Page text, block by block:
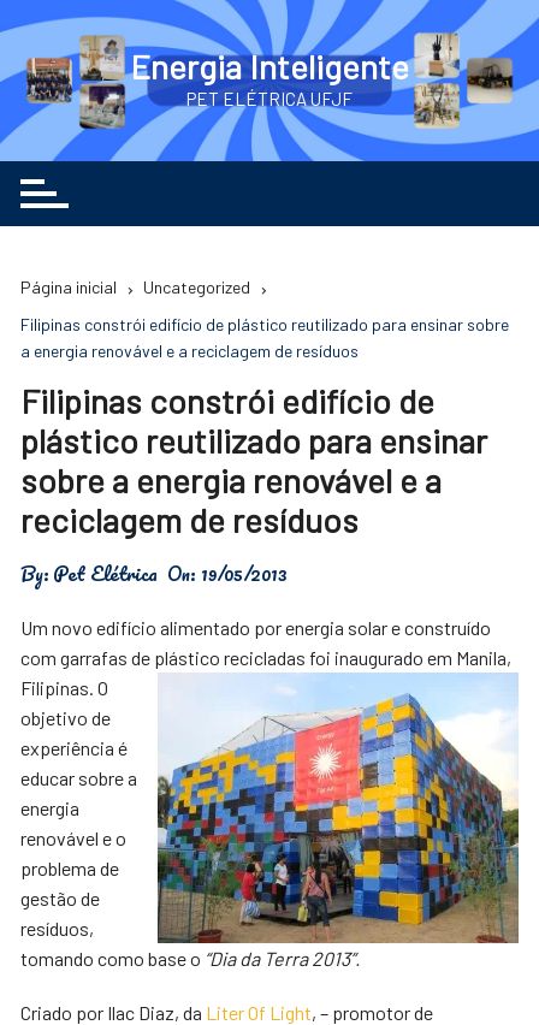
o
conteúdo
Energia Inteligente
PET ELÉTRICA UFJF
Página inicial
Uncategorized
Filipinas constrói edifício de plástico reutilizado para ensinar sobre
a energia renovável e a reciclagem de resíduos
Filipinas constrói edifício de
plástico reutilizado para ensinar
sobre a energia renovável e a
reciclagem de resíduos
By:Pet Elétrica On: 19/05/2013
Um novo edifício alimentado por energia solar e construído
com garrafas de plástico recicladas foi inaugurado em Manila,
Filipinas. O
objetivo de
experiência é
educar sobre a
energia
renovável e o
problema de
gestão de
resíduos,
tomando como base o “Dia da Terra 2013”.
Criado por Ilac Diaz, da Liter Of Light, – promotor de